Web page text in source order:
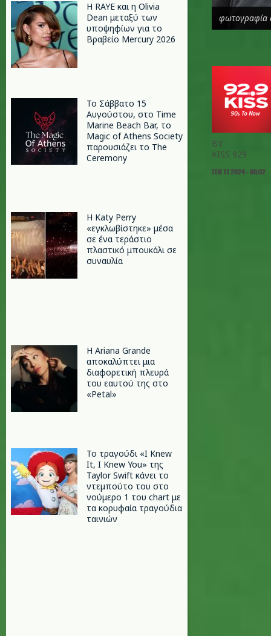
Η RAYE και η Olivia
Dean μεταξύ των
υποψηφίων για το
Βραβείο Mercury 2026
Το Σάββατο 15
Αυγούστου, στο Time
Marine Beach Bar, το
Magic of Athens Society
παρουσιάζει το The
Ceremony
H Katy Perry
«εγκλωβίστηκε» μέσα
σε ένα τεράστιο
πλαστικό μπουκάλι σε
συναυλία
Η Ariana Grande
αποκαλύπτει μια
διαφορετική πλευρά
του εαυτού της στο
«Petal»
Το τραγούδι «I Knew
It, I Knew You» της
Taylor Swift κάνει το
ντεμπούτο του στο
νούμερο 1 του chart με
τα κορυφαία τραγούδια
ταινιών
φωτογραφία
BY
KISS 929
ΣΕΠ 11 2024 - 08:02